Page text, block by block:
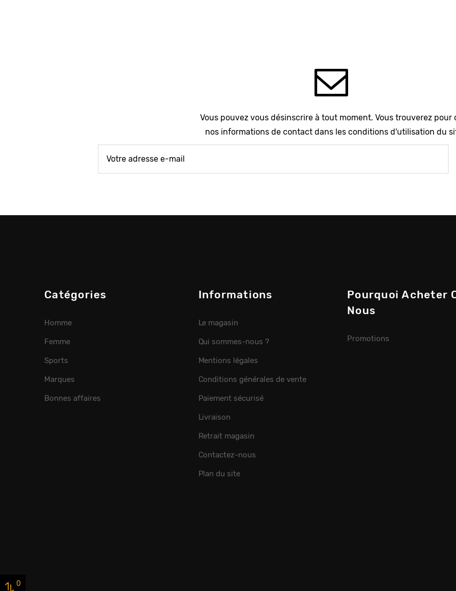
Vous pouvez vous désinscrire à tout moment. Vous trouverez pour
nos informations de contact dans les conditions d'utilisation du
Catégories
Homme
Femme
Sports
Marques
Bonnes affaires
Informations
Le magasin
Qui sommes-nous ?
Mentions légales
Conditions générales de vente
Paiement sécurisé
Livraison
Retrait magasin
Contactez-nous
Plan du site
Pourquoi Acheter
Nous
Promotions
0